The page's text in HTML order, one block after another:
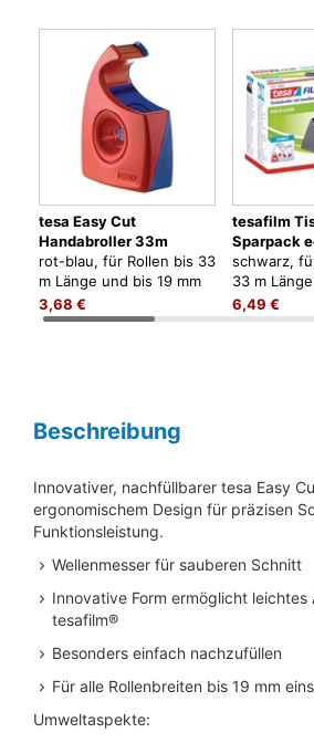
tesa Easy Cut
Handabroller 33m
rot-blau, für Rollen bis 33
m Länge und bis 19 mm
Breite
3,68 €
tesafilm
Sparpack
schwarz,
33 m
mm Breite,
Eco&Clear
6,49 €
Beschreibung
Innovativer, nachfüllbarer tesa Easy
ergonomischem Design für präzisen
Funktionsleistung.
Wellenmesser für sauberen Schnitt
Innovative Form ermöglicht leichtes
tesafilm®
Besonders einfach nachzufüllen
Für alle Rollenbreiten bis 19 mm
Umweltaspekte: